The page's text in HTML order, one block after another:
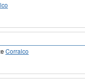
Corralco